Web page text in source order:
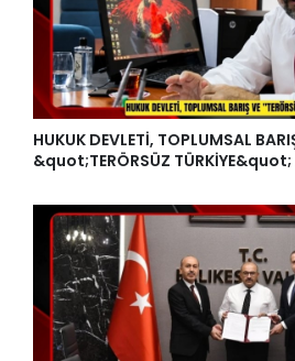
HUKUK DEVLETİ, TOPLUMSAL
&quot;TERÖRSÜZ TÜRKİYE&quot;